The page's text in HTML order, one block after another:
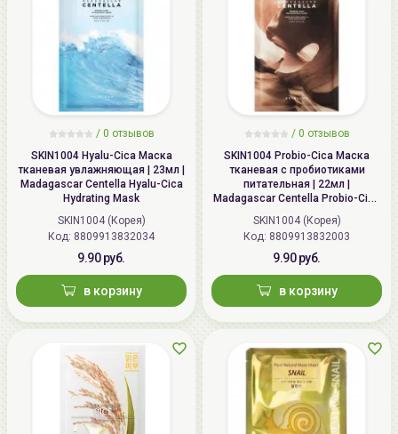
/ 0 отзывов
SKIN1004 Hyalu-Cica Маска
тканевая увлажняющая | 23мл |
Madagascar Centella Hyalu-Cica
Hydrating Mask
SKIN1004 (Корея)
Код: 8809913832034
9.90 руб.
в корзину
/ 0 отзывов
SKIN1004 Probio-Cica Маска
тканевая с пробиотиками
питательная | 22мл |
Madagascar Centella Probio-Cica
Nourishing Mask
SKIN1004 (Корея)
Код: 8809913832003
9.90 руб.
в корзину